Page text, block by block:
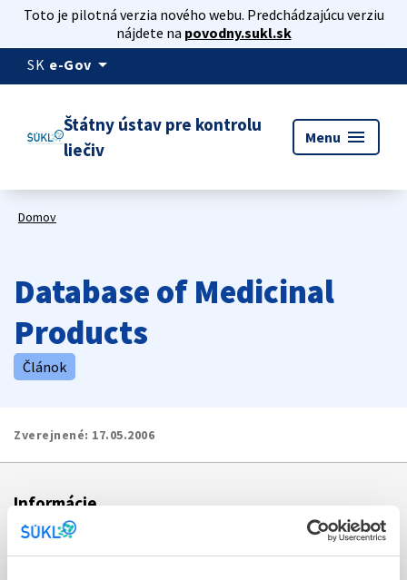
Toto je pilotná verzia nového webu. Predchádzajúcu verziu
nájdete na povodny.sukl.sk
SK e-Gov arrow_drop_down
Štátny ústav pre kontrolu
liečiv
Menu menu
Domov
Database of Medicinal
Products
Článok
Zverejnené: 17.05.2006
Informácie
Aktuality